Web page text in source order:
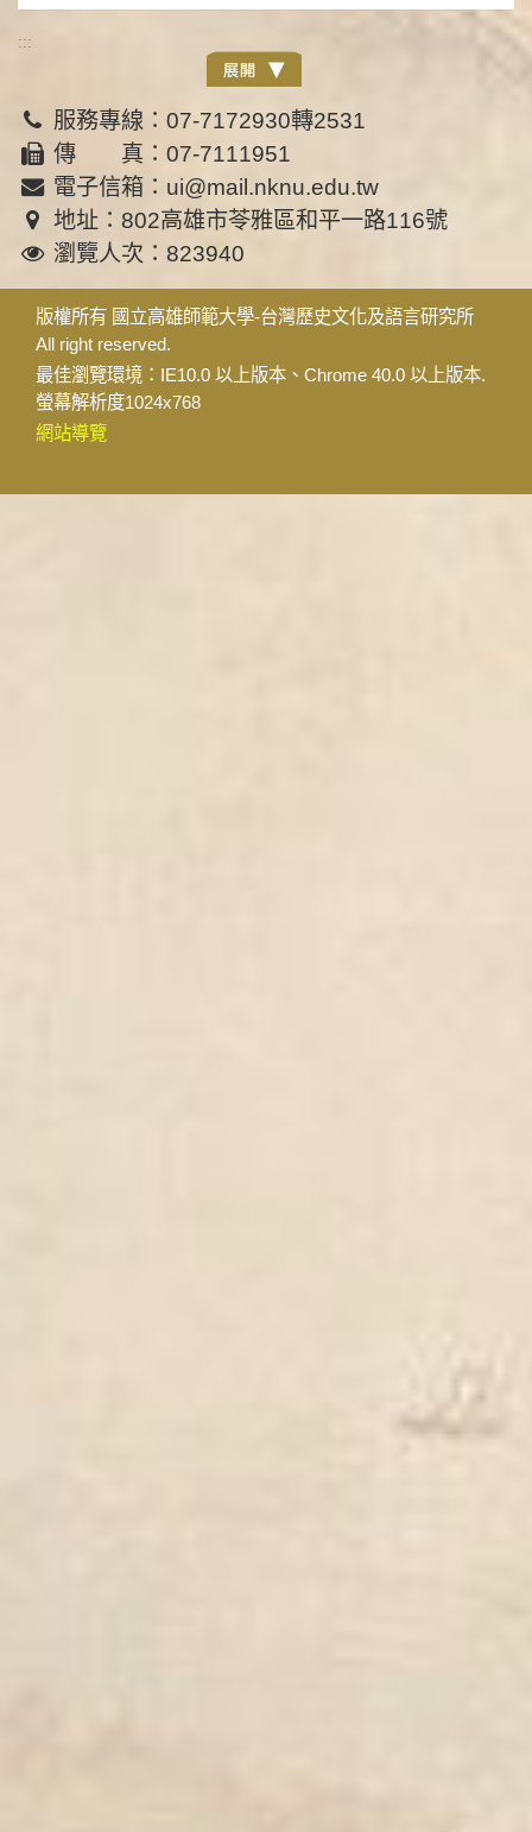
:::
服務專線：07-7172930轉2531
傳 真：07-7111951
電子信箱：ui@mail.nknu.edu.tw
地址：802高雄市苓雅區和平一路116號
瀏覽人次：823940
版權所有 國立高雄師範大學-台灣歷史文化及語言研究所
All right reserved.
最佳瀏覽環境：IE10.0 以上版本、Chrome 40.0 以上版本.
螢幕解析度1024x768
網站導覽